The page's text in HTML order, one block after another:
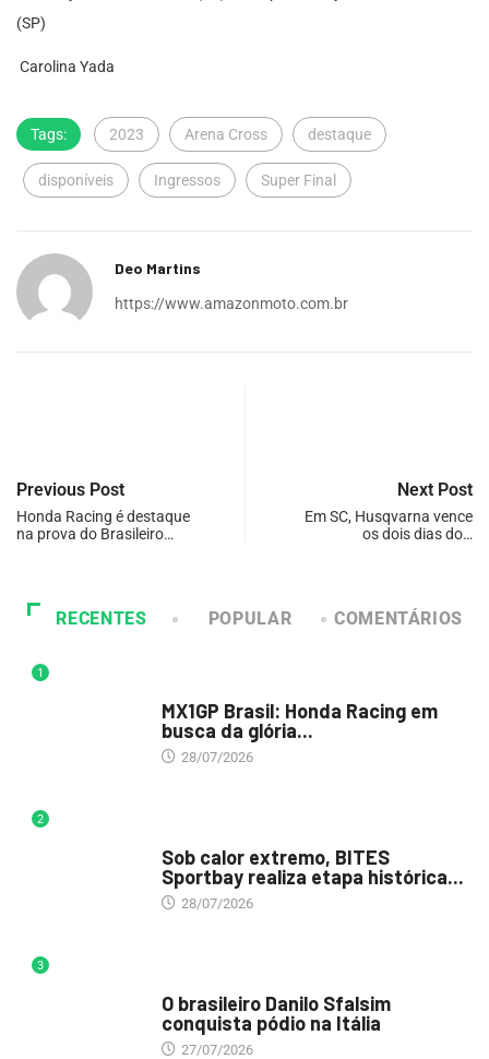
(SP)
Carolina Yada
Tags: 2023 Arena Cross destaque
disponíveis Ingressos Super Final
Deo Martins
https://www.amazonmoto.com.br
Previous Post
Honda Racing é destaque
na prova do Brasileiro…
Next Post
Em SC, Husqvarna vence
os dois dias do…
RECENTES POPULAR COMENTÁRIOS
1
MX1GP Brasil: Honda Racing em
busca da glória...
28/07/2026
2
Sob calor extremo, BITES
Sportbay realiza etapa histórica...
28/07/2026
3
O brasileiro Danilo Sfalsim
conquista pódio na Itália
27/07/2026